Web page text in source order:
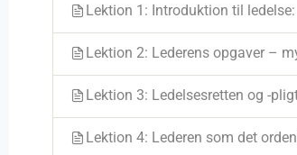
Lektion 1: Introduktion til ledelse:
Lektion 2: Lederens opgaver –
Lektion 3: Ledelsesretten og -
Lektion 4: Lederen som det